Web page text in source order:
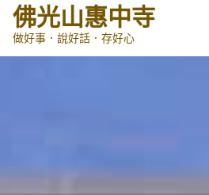
佛光山惠中寺
做好事．說好話．存好心